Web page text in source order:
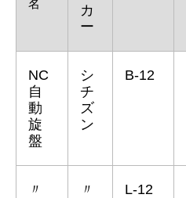
名
カ
ー
NC
自
動
旋
盤
シ
チ
ズ
ン
B-12
〃 〃 L‐12